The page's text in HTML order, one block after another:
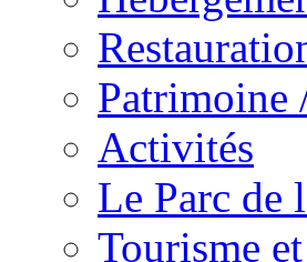
Patrimoine
Activités
Le Parc de
Tourisme